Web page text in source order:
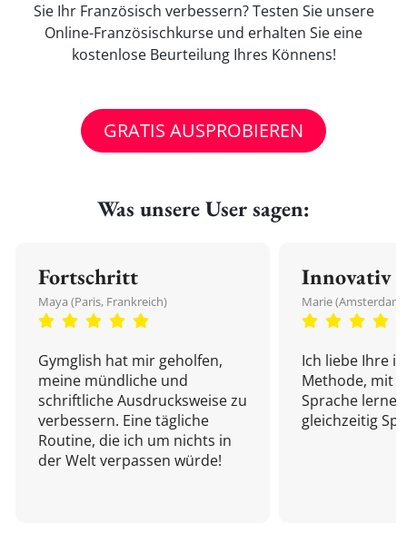
Sie Ihr Französisch verbessern? Testen Sie unsere
Online-Französischkurse und erhalten Sie eine
kostenlose Beurteilung Ihres Könnens!
GRATIS AUSPROBIEREN
Was unsere User sagen:
Fortschritt
Maya (Paris, Frankreich)
Gymglish hat mir geholfen,
meine mündliche und
schriftliche Ausdrucksweise zu
verbessern. Eine tägliche
Routine, die ich um nichts in
der Welt verpassen würde!
Innovativ
Marie
Ich liebe Ihre
Methode, mit
Sprache
gleichzeitig